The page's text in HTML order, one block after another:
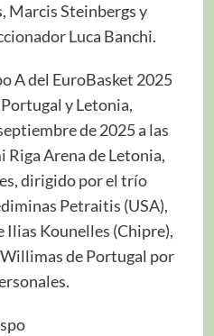
Marcis Steinbergs y
Luca Banchi.
A del EuroBasket 2025
y Letonia,
de 2025 a las
Riga Arena de Letonia,
dirigido por el trío
Petraitis (USA),
Ilias Kounelles (Chipre),
de Portugal por